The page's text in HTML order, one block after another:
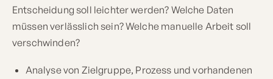
Entscheidung soll leichter werden? Welche Daten
müssen verlässlich sein? Welche manuelle Arbeit soll
verschwinden?
Analyse von Zielgruppe, Prozess und vorhandenen